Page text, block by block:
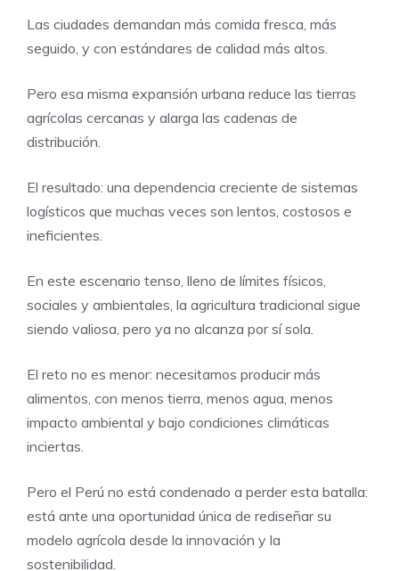
Las ciudades demandan más comida fresca, más
seguido, y con estándares de calidad más altos.
Pero esa misma expansión urbana reduce las tierras
agrícolas cercanas y alarga las cadenas de
distribución.
El resultado: una dependencia creciente de sistemas
logísticos que muchas veces son lentos, costosos e
ineficientes.
En este escenario tenso, lleno de límites físicos,
sociales y ambientales, la agricultura tradicional sigue
siendo valiosa, pero ya no alcanza por sí sola.
El reto no es menor: necesitamos producir más
alimentos, con menos tierra, menos agua, menos
impacto ambiental y bajo condiciones climáticas
inciertas.
Pero el Perú no está condenado a perder esta batalla:
está ante una oportunidad única de rediseñar su
modelo agrícola desde la innovación y la
sostenibilidad.